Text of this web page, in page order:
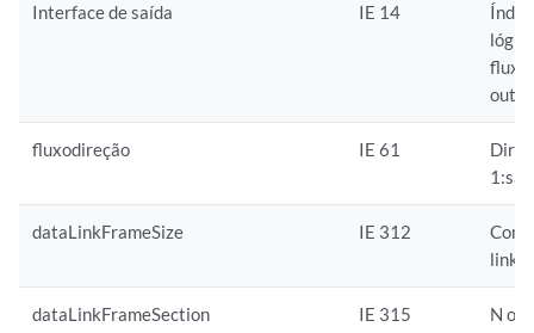
Interface de saída IE 14
fluxodireção IE 61
dataLinkFrameSize IE 312
link
dataLinkFrameSection IE 315
N